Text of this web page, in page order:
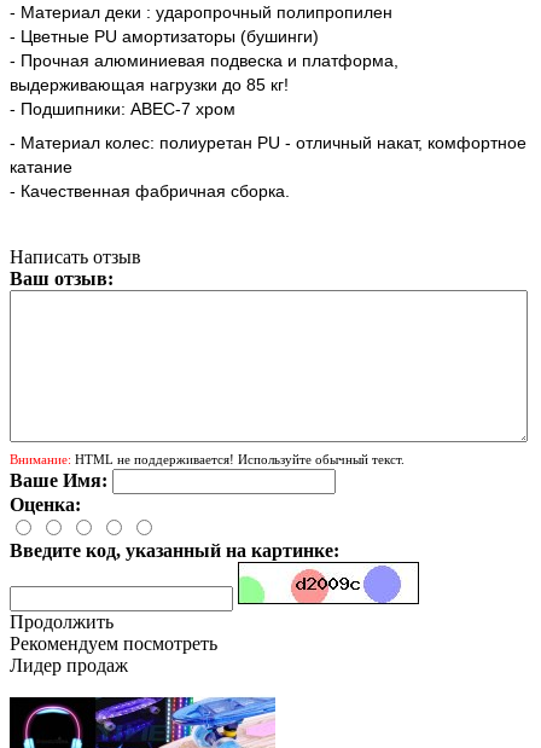
- Материал деки : ударопрочный полипропилен
- Цветные PU амортизаторы (бушинги)
- Прочная алюминиевая подвеска и платформа,
выдерживающая нагрузки до 85 кг!
- Подшипники: ABEC-7 хром
- Материал колес: полиуретан PU - отличный накат, комфортное
катание
- Качественная фабричная сборка.
Написать отзыв
Ваш отзыв:
Внимание: HTML не поддерживается! Используйте обычный текст.
Ваше Имя:
Оценка:
Введите код, указанный на картинке:
Продолжить
Рекомендуем посмотреть
Лидер продаж